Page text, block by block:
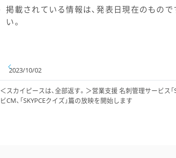
掲載されている情報は、発表日現在のもの
い。
2023/10/02
＜スカイピースは、全部返す。＞営業支援 名刺管理サービス「
ビCM、「SKYPCEクイズ」篇の放映を開始します